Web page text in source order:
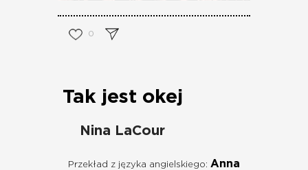
0
Tak jest okej
Nina LaCour
Przekład z języka angielskiego: Anna